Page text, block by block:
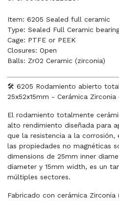
Item: 6205 Sealed full ceramic
Type: Sealed Full Ceramic
Cage: PTFE or PEEK
Closures: Open
Balls: ZrO2 Ceramic (zirconia)
🛠️ 6205 Rodamiento abierto
25x52x15mm - Cerámica
El rodamiento totalmente
alto rendimiento diseñada para
que la resistencia a la
las propiedades no magnéticas
dimensions de 25mm inner
diameter y 15mm width, es un
múltiples sectores.
Fabricado con cerámica Zirconia